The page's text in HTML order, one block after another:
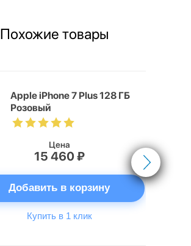
Похожие товары
Apple iPhone 7 Plus 128 ГБ
Розовый
Цена
15 460 ₽
Добавить в корзину
Купить в 1 клик